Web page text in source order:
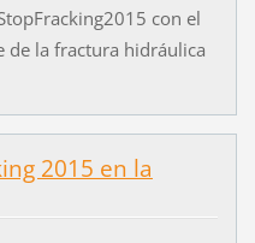
con el
de la fractura hidráulica
2015 en la